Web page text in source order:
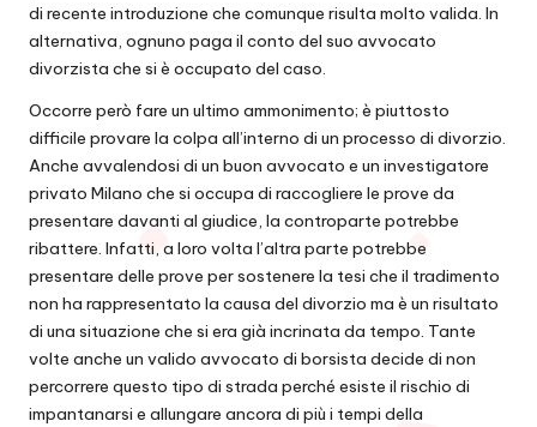
di recente introduzione che comunque risulta molto valida. In
alternativa, ognuno paga il conto del suo avvocato
divorzista che si è occupato del caso.
Occorre però fare un ultimo ammonimento; è piuttosto
difficile provare la colpa all’interno di un processo di divorzio.
Anche avvalendosi di un buon avvocato e un investigatore
privato Milano che si occupa di raccogliere le prove da
presentare davanti al giudice, la controparte potrebbe
ribattere. Infatti, a loro volta l’altra parte potrebbe
presentare delle prove per sostenere la tesi che il tradimento
non ha rappresentato la causa del divorzio ma è un risultato
di una situazione che si era già incrinata da tempo. Tante
volte anche un valido avvocato di borsista decide di non
percorrere questo tipo di strada perché esiste il rischio di
impantanarsi e allungare ancora di più i tempi della